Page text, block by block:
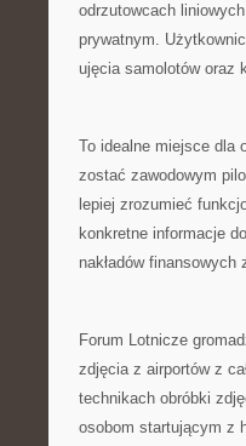
odrzutowcach
prywatnym.
ujęcia samolotów oraz
To idealne miejsce dla
zostać zawodowym
lepiej zrozumieć
konkretne informacje
nakładów
Forum Lotnicze
zdjęcia z airportów z
technikach obróbki
osobom startującym z